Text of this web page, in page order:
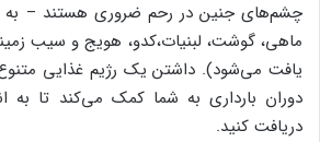
ماهی، گوشت، لبنیات،کدو، هویج و سیب
یافت ‌می‌شود). داشتن یک رژیم غذایی
دوران بارداری به شما کمک ‌می‌کند تا به
دریافت کنید.